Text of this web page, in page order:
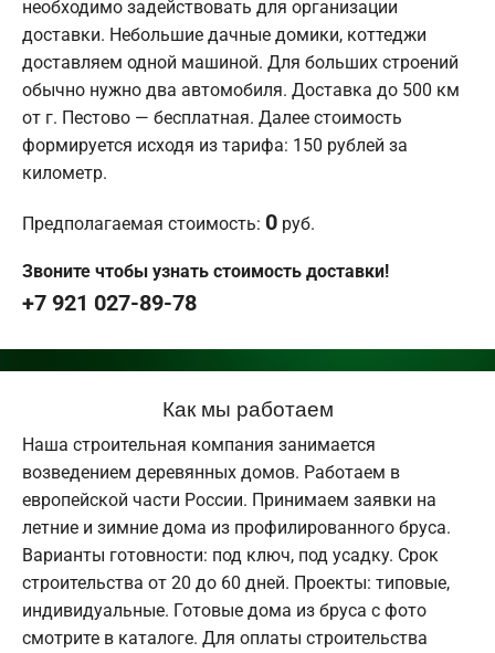
необходимо задействовать для организации
доставки. Небольшие дачные домики, коттеджи
доставляем одной машиной. Для больших строений
обычно нужно два автомобиля. Доставка до 500 км
от г. Пестово — бесплатная. Далее стоимость
формируется исходя из тарифа: 150 рублей за
километр.
Предполагаемая стоимость: 0 руб.
Звоните чтобы узнать стоимость доставки!
+7 921 027-89-78
Как мы работаем
Наша строительная компания занимается
возведением деревянных домов. Работаем в
европейской части России. Принимаем заявки на
летние и зимние дома из профилированного бруса.
Варианты готовности: под ключ, под усадку. Срок
строительства от 20 до 60 дней. Проекты: типовые,
индивидуальные. Готовые дома из бруса с фото
смотрите в каталоге. Для оплаты строительства